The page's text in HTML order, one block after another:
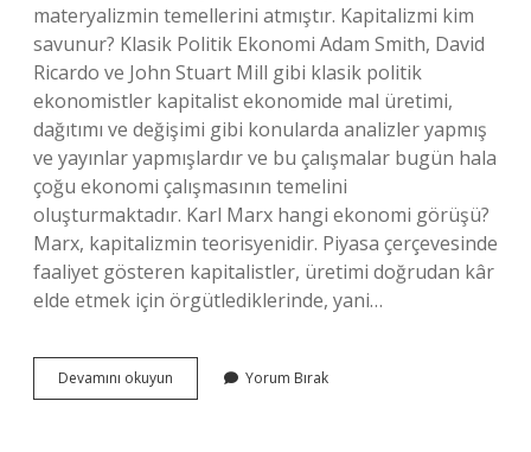
materyalizmin temellerini atmıştır. Kapitalizmi kim
savunur? Klasik Politik Ekonomi Adam Smith, David
Ricardo ve John Stuart Mill gibi klasik politik
ekonomistler kapitalist ekonomide mal üretimi,
dağıtımı ve değişimi gibi konularda analizler yapmış
ve yayınlar yapmışlardır ve bu çalışmalar bugün hala
çoğu ekonomi çalışmasının temelini
oluşturmaktadır. Karl Marx hangi ekonomi görüşü?
Marx, kapitalizmin teorisyenidir. Piyasa çerçevesinde
faaliyet gösteren kapitalistler, üretimi doğrudan kâr
elde etmek için örgütlediklerinde, yani…
Devamını okuyun
Marx
Yorum Bırak